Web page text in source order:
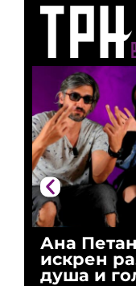
Ана
искрен
душа и